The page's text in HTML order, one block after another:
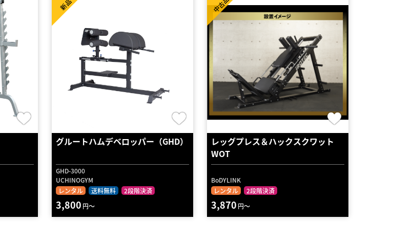
グルートハムデベロッパー（GHD）
GHD-3000
UCHINOGYM
レンタル
送料無料 2段階決済
新品
3,800 円～
レッグプレス＆ハックスクワット
WOT
BoDYLINK
レンタル
2段階決済
中古品
3,870 円～